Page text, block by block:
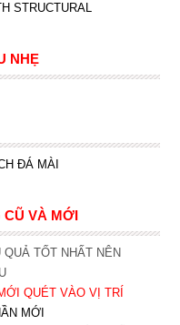
STRUCTURAL
NHẸ
ĐÁ MÀI
CŨ VÀ MỚI
TỐT NHẤT NÊN
QUÉT VÀO VỊ TRÍ
MỚI